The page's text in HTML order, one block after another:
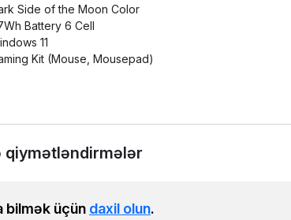
Side of the Moon Color
Battery 6 Cell
11
Kit (Mouse, Mousepad)
qiymətləndirmələr
bilmək üçün daxil olun.